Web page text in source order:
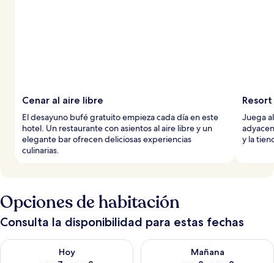
Cenar al aire libre
El desayuno bufé gratuito empieza cada día en este
hotel. Un restaurante con asientos al aire libre y un
elegante bar ofrecen deliciosas experiencias
culinarias.
Juega
y la
Opciones de habitación
Consulta la disponibilidad para estas fechas
Hoy
Consulta la disponibilidad para hoy ago 7 - ago 8
Mañana
Consulta la disponibilidad